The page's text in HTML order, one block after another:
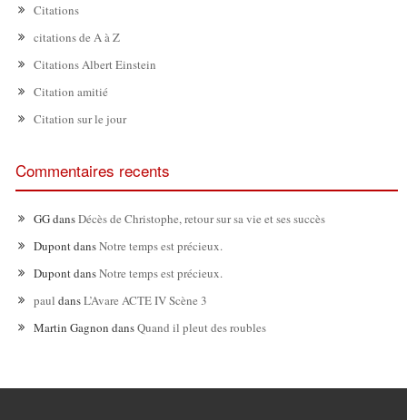
Citations
citations de A à Z
Citations Albert Einstein
Citation amitié
Citation sur le jour
Commentaires recents
GGdansDécès de Christophe, retour sur sa vie et ses succès
DupontdansNotre temps est précieux.
DupontdansNotre temps est précieux.
paul dansL’Avare ACTE IV Scène 3
Martin Gagnon dansQuand il pleut des roubles